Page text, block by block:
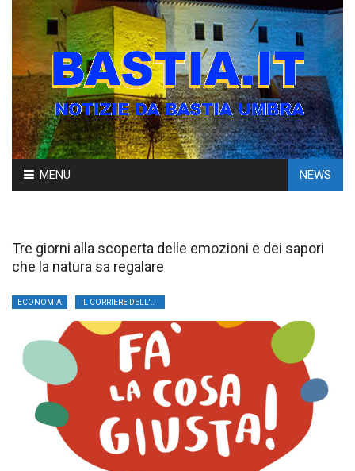
Skip
to
MENU NEWS
Tre giorni alla scoperta delle emozioni e dei sapori
che la natura sa regalare
ECONOMIA